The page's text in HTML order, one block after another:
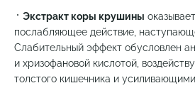
Экстракт коры крушины
послабляющее действие,
Слабительный эффект обусловлен
и хризофановой кислотой,
толстого кишечника и